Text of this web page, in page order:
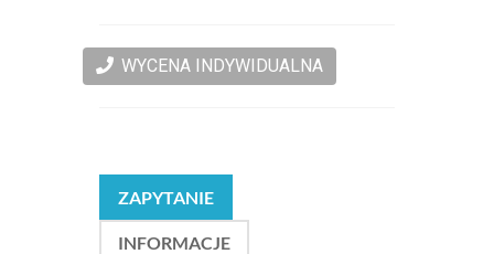
WYCENA INDYWIDUALNA
ZAPYTANIE
INFORMACJE